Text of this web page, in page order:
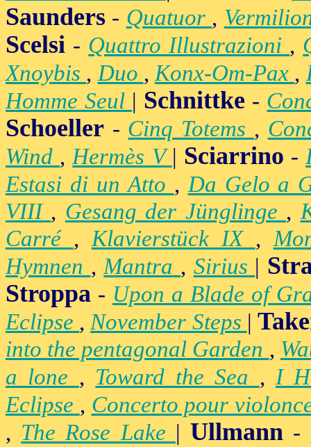
Saunders - Quatuor ,
Scelsi - Quattro Illustrazioni ,
Xnoybis ,Duo ,Konx-Om-Pax ,
Homme Seul | Schnittke -
Schoeller - Cinq Totems ,
Wind ,Hermès V| Sciarrino -
Estasi di un Atto ,Da Gelo a
VIII , Gesang der Jünglinge ,
Carré ,Klavierstück IX ,
Hymnen ,Mantra , Sirius |
Stroppa - Upon a Blade of
Eclipse ,November Steps |
into the pentagonal Garden ,
a lone , Toward the Sea ,I
Eclipse , Concerto pour
, The Rose Lake |Ullmann -